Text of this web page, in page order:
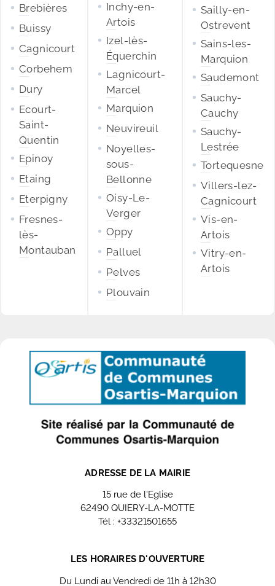
Brebières
Buissy
Cagnicourt
Corbehem
Dury
Ecourt-
Saint-
Quentin
Epinoy
Etaing
Eterpigny
Fresnes-
lès-
Montauban
Inchy-en-
Artois
Izel-lès-
Équerchin
Lagnicourt-
Marcel
Marquion
Neuvireuil
Noyelles-
sous-
Bellonne
Oisy-Le-
Verger
Oppy
Palluel
Pelves
Plouvain
Sailly-en-
Ostrevent
Sains-les-
Marquion
Saudemont
Sauchy-
Cauchy
Sauchy-
Lestrée
Tortequesne
Villers-lez-
Cagnicourt
Vis-en-
Artois
Vitry-en-
Artois
ADRESSE DE LA MAIRIE
15 rue de l'Eglise
62490 QUIERY-LA-MOTTE
Tél : +33321501655
LES HORAIRES D'OUVERTURE
Du Lundi au Vendredi de 11h à 12h30